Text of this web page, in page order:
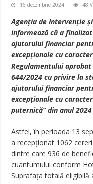
16 decembrie 2024 48
Agenția de Intervenție
informează că a
ajutorului financiar
excepționale cu
Regulamentului
644/2024 cu privire la
ajutorului financiar
excepționale cu
puternică” din anul
Astfel, în perioada 13
a recepționat 1062
dintre care 936 de
cuantumului conform
Suprafața totală eligibilă